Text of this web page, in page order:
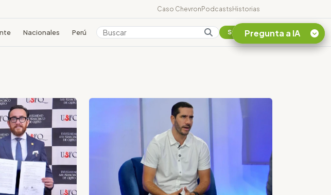
Caso ChevronPodcastsHistorias
Nacionales Perú Colombia SuscribirsePregunta a IA
tasa minera que rige en
Ecuador?